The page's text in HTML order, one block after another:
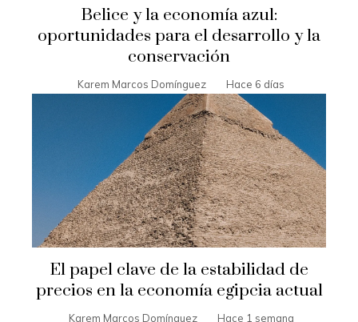
Belice y la economía azul:
oportunidades para el desarrollo y la
conservación
Karem Marcos Domínguez Hace 6 días
El papel clave de la estabilidad de
precios en la economía egipcia actual
Karem Marcos Domínguez Hace 1 semana